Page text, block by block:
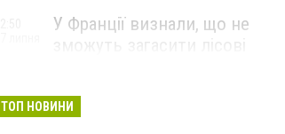
У Франції визнали, що не
ТОП НОВИНИ